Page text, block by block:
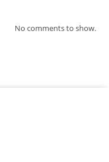
No comments to show.